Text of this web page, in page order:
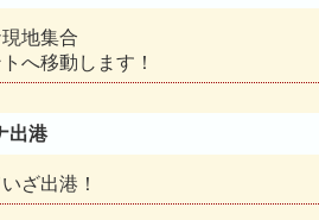
地集合
へ移動します！
出港
ざ出港！